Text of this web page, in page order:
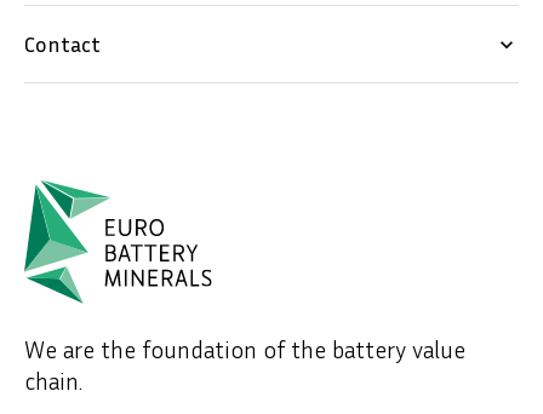
Contact keyboard_arrow_down
We are the foundation of the battery value
chain.